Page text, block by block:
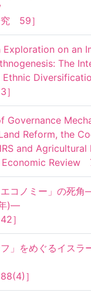
　59］
on an
The
］
Governance
Reform, the
and
Economic Review　
エコノミー」の死
)―
］
フ」をめぐるイス
］